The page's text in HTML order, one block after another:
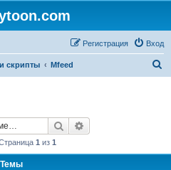
Вход
Регистрация
скрипты Mfeed
Поиск
1 из 1
Темы